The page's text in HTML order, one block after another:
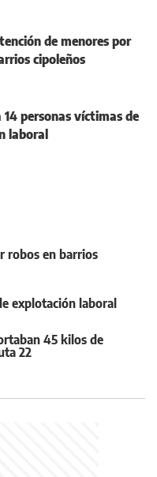
de menores por
cipoleños
14 personas víctimas de
laboral
robos en barrios
explotación laboral
45 kilos de
22